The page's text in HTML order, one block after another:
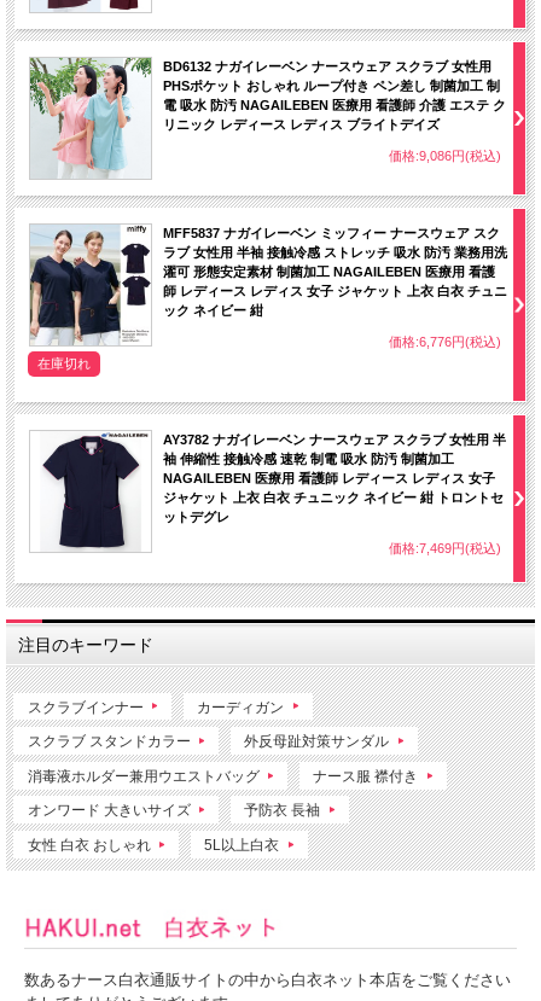
BD6132 ナガイレーベン ナースウェア スクラブ 女性用
PHSポケット おしゃれ ループ付き ペン差し 制菌加工 制
電 吸水 防汚 NAGAILEBEN 医療用 看護師 介護 エステ ク
リニック レディース レディス ブライトデイズ
価格:9,086円(税込)
MFF5837 ナガイレーベン ミッフィー ナースウェア スク
ラブ 女性用 半袖 接触冷感 ストレッチ 吸水 防汚 業務用洗
濯可 形態安定素材 制菌加工 NAGAILEBEN 医療用 看護
師 レディース レディス 女子 ジャケット 上衣 白衣 チュニ
ック ネイビー 紺
価格:6,776円(税込)
在庫切れ
AY3782 ナガイレーベン ナースウェア スクラブ 女性用 半
袖 伸縮性 接触冷感 速乾 制電 吸水 防汚 制菌加工
NAGAILEBEN 医療用 看護師 レディース レディス 女子
ジャケット 上衣 白衣 チュニック ネイビー 紺 トロントセ
ットデグレ
価格:7,469円(税込)
注目のキーワード
スクラブインナー カーディガン
スクラブ スタンドカラー 外反母趾対策サンダル
消毒液ホルダー兼用ウエストバッグ ナース服 襟付き
オンワード 大きいサイズ 予防衣 長袖
女性 白衣 おしゃれ 5L以上白衣
数あるナース白衣通販サイトの中から白衣ネット本店をご覧ください